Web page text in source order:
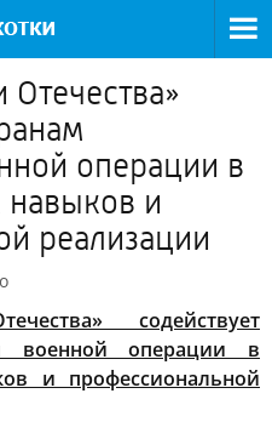
операции в
и
реализации
содействует
военной операции в
и профессиональной